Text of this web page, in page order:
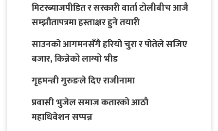
मिटरब्याजपीडित र सरकारी वार्ता टोलीबीच आजै
सम्झौतापत्रमा हस्ताक्षर हुने तयारी
साउनको आगमनसँगै हरियो चुरा र पोतेले सजिए
बजार, किन्नेको लाग्यो भीड
गृहमन्त्री गुरुङले दिए राजीनामा
प्रवासी भुजेल समाज कतारको आठाै
महाधिवेशन सप्पन्न